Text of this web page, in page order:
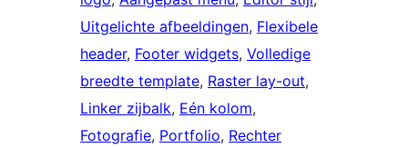
Uitgelichte afbeeldingen, Flexibele
header, Footer widgets, Volledige
breedte template, Raster lay-out
Linker zijbalk, Eén kolom
Fotografie, Portfolio, Rechter